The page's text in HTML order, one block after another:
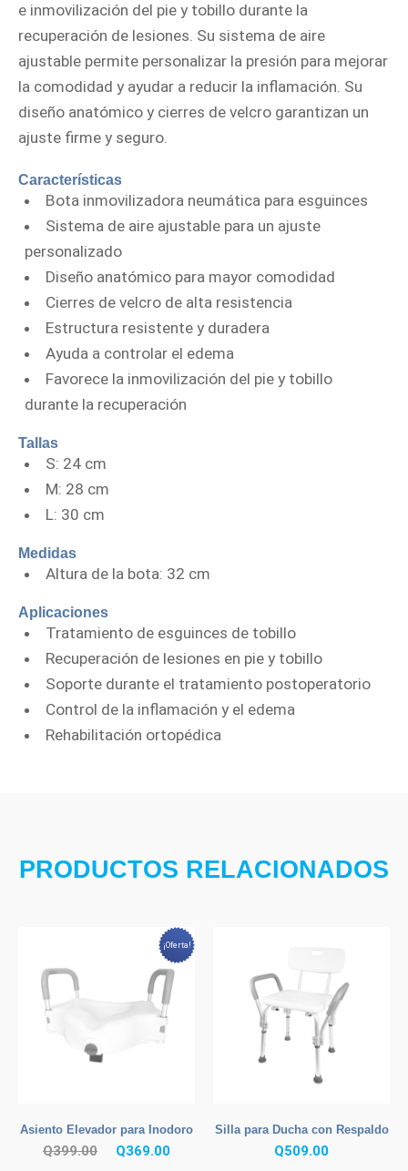
e inmovilización del pie y tobillo durante la
recuperación de lesiones. Su sistema de aire
ajustable permite personalizar la presión para mejorar
la comodidad y ayudar a reducir la inflamación. Su
diseño anatómico y cierres de velcro garantizan un
ajuste firme y seguro.
Características
Bota inmovilizadora neumática para esguinces
Sistema de aire ajustable para un ajuste
personalizado
Diseño anatómico para mayor comodidad
Cierres de velcro de alta resistencia
Estructura resistente y duradera
Ayuda a controlar el edema
Favorece la inmovilización del pie y tobillo
durante la recuperación
Tallas
S: 24 cm
M: 28 cm
L: 30 cm
Medidas
Altura de la bota: 32 cm
Aplicaciones
Tratamiento de esguinces de tobillo
Recuperación de lesiones en pie y tobillo
Soporte durante el tratamiento postoperatorio
Control de la inflamación y el edema
Rehabilitación ortopédica
PRODUCTOS RELACIONADOS
¡Oferta!
Asiento Elevador para Inodoro
Q399.00 Q369.00El
Silla para Ducha con Respaldo
Q509.00